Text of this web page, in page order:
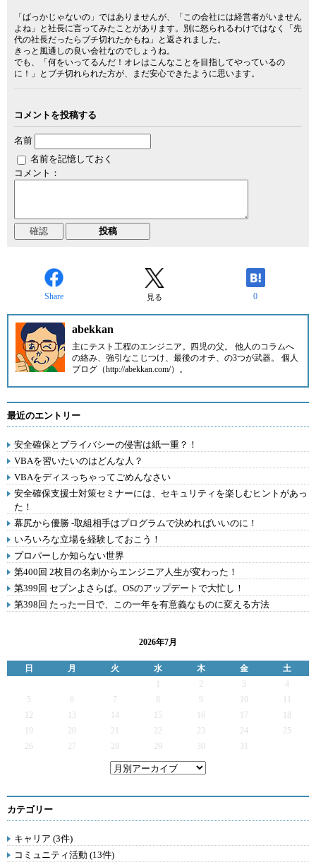
「ばっかじゃないの」ではありませんが、「この会社には経営者がいません
よね」と社長に言ってみたことがあります。別に怒られるわけではなく「先
代の社長だったらブチ切れたかもね」と返されました。
きっと風通しの良い会社なのでしょうね。
でも、「何をいってるんだ！オレはこんなことを目指してやっているの
に！」とブチ切れられた方が、まだ安心できたように思います。
コメントを投稿する
名前
名前を記憶しておく
コメント：
Share 見る 0
abekkan
主にテスト工程のエンジニア。四児の父。 他人のコラムへ
の絡み、強引なこじつけ、最後のオチ、の3つが武器。 個人
ブログ（http://abekkan.com/）。
最近のエントリー
安全確保とプライバシーの侵害は紙一重？！
VBAを習いたいのはどんな人？
VBAをディスっちゃってごめんなさい
安全確保支援士対策セミナーには、セキュリティを楽しむヒントがあっ
た！
幕尻から優勝 -取組相手はプログラムで決めればいいのに！
いろいろな立場を経験しておこう！
プロパーしか知らない世界
第400回 2枚目の名刺からエンジニア人生が変わった！
第399回 セブンよさらば。OSのアップデートで大忙し！
第398回 たった一日で、この一年を有意義なものに変える方法
2026年7月
日 月 火 水 木 金
土
2 3
4
5
6 7 9
12
13 14 15 16 17
19
20 21 22 23 24
25
26
27 28 29 30 31
カテゴリー
キャリア (3件)
コミュニティ活動 (13件)